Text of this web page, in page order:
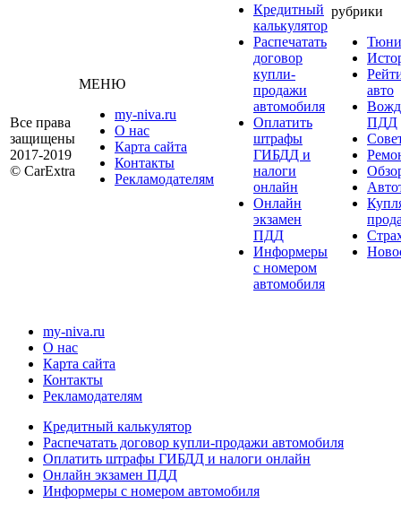
Все права
защищены
2017-2019
© CarExtra
МЕНЮ
my-niva.ru
О нас
Карта сайта
Контакты
Рекламодателям
Кредитный
калькулятор
Распечатать
договор
купли-
продажи
автомобиля
Оплатить
штрафы
ГИБДД и
налоги
онлайн
Онлайн
экзамен
ПДД
Информеры
с номером
автомобиля
рубрики
авто
ПДД
my-niva.ru
О нас
Карта сайта
Контакты
Рекламодателям
Кредитный калькулятор
Распечатать договор купли-продажи автомобиля
Оплатить штрафы ГИБДД и налоги онлайн
Онлайн экзамен ПДД
Информеры с номером автомобиля